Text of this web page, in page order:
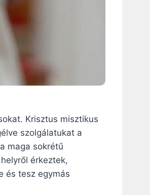
Krisztus misztikus
szolgálatukat a
maga sokrétű
érkeztek,
és tesz egymás